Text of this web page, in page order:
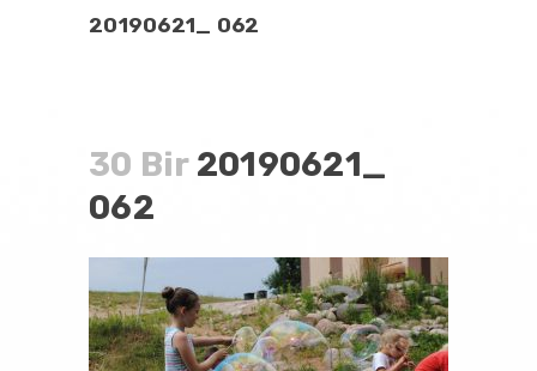
20190621_ 062
30 Bir20190621_
062